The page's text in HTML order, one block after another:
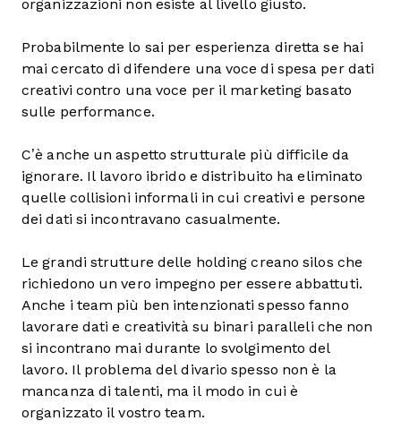
organizzazioni non esiste al livello giusto.
Probabilmente lo sai per esperienza diretta se hai
mai cercato di difendere una voce di spesa per dati
creativi contro una voce per il marketing basato
sulle performance.
C’è anche un aspetto strutturale più difficile da
ignorare. Il lavoro ibrido e distribuito ha eliminato
quelle collisioni informali in cui creativi e persone
dei dati si incontravano casualmente.
Le grandi strutture delle holding creano silos che
richiedono un vero impegno per essere abbattuti.
Anche i team più ben intenzionati spesso fanno
lavorare dati e creatività su binari paralleli che non
si incontrano mai durante lo svolgimento del
lavoro. Il problema del divario spesso non è la
mancanza di talenti, ma il modo in cui è
organizzato il vostro team.